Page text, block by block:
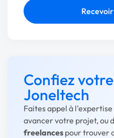
Confiez
Joneltech
Faites appel à
avancer votre projet, ou
freelances pour trouver